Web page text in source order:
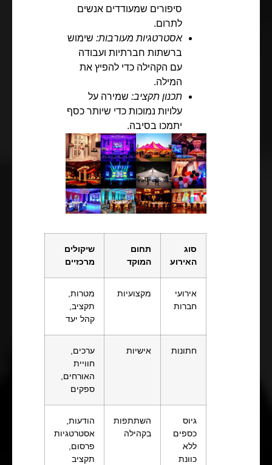
סיפורים שמעודדים אנשים
לתרום.
אסטרטגיות מעורבות: שימוש
ברשתות חברתיות ועבודה
עם הקהילה כדי להפיץ את
המילה.
תכנון תקציב: שמירה על
עלויות נמוכות כדי שיותר כסף
יתמכו בסיבה.
סוג
האירוע
תחום
המוקד
שיקולים
מרכזיים
אירועי
חברות
מקצועיות
מטרות,
תקציב,
קהל יעד
חתונות אישיות
ערכים,
חוויית
האורחים,
ספקים
גיוס
כספים
ללא
כוונת
השתתפות
בקהילה
הודעות,
אסטרטגיות
פרסום,
תקציב